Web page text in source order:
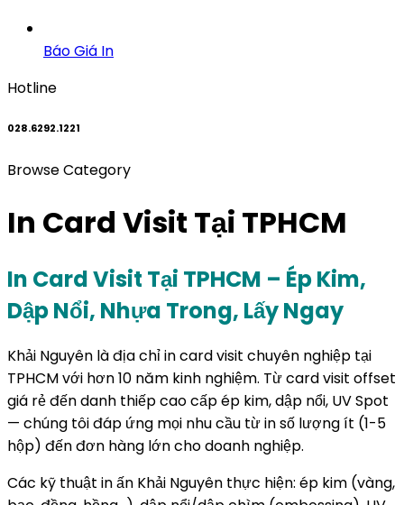
Báo Giá In
Hotline
028.6292.1221
Browse Category
In Card Visit Tại TPHCM
In Card Visit Tại TPHCM – Ép Kim,
Dập Nổi, Nhựa Trong, Lấy Ngay
Khải Nguyên là địa chỉ in card visit chuyên nghiệp tại
TPHCM với hơn 10 năm kinh nghiệm. Từ card visit offset
giá rẻ đến danh thiếp cao cấp ép kim, dập nổi, UV Spot
— chúng tôi đáp ứng mọi nhu cầu từ in số lượng ít (1-5
hộp) đến đơn hàng lớn cho doanh nghiệp.
Các kỹ thuật in ấn Khải Nguyên thực hiện: ép kim (vàng,